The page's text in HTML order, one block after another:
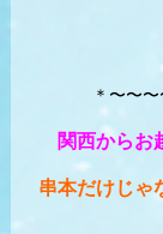
＊〜〜
関西からお
串本だけじゃ